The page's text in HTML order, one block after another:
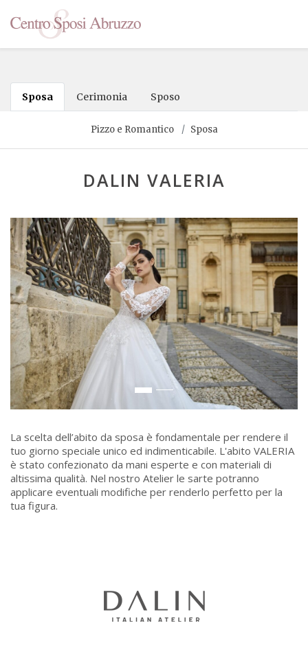
Sposa Cerimonia Sposo
Pizzo e Romantico Sposa
DALIN VALERIA
La scelta dell’abito da sposa è fondamentale per rendere il
tuo giorno speciale unico ed indimenticabile. L'abito VALERIA
è stato confezionato da mani esperte e con materiali di
altissima qualità. Nel nostro Atelier le sarte potranno
applicare eventuali modifiche per renderlo perfetto per la
tua figura.